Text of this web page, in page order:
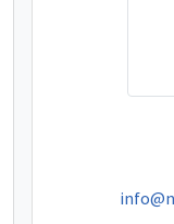
e-mail: